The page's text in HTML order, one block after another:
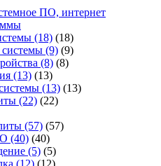
ПО, интернет
(18) (18)
системы (9) (9)
(8) (8)
(13) (13)
(13) (13)
(22) (22)
(57) (57)
(40) (40)
(5) (5)